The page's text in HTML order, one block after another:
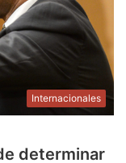
Internacionales
determinar